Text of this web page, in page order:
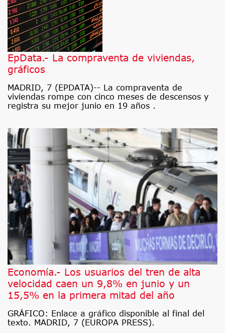
EpData.- La compraventa de viviendas,
gráficos
MADRID, 7 (EPDATA)-- La compraventa de
viviendas rompe con cinco meses de descensos y
registra su mejor junio en 19 años .
Economía.- Los usuarios del tren de alta
velocidad caen un 9,8% en junio y un
15,5% en la primera mitad del año
GRÁFICO: Enlace a gráfico disponible al final del
texto. MADRID, 7 (EUROPA PRESS).